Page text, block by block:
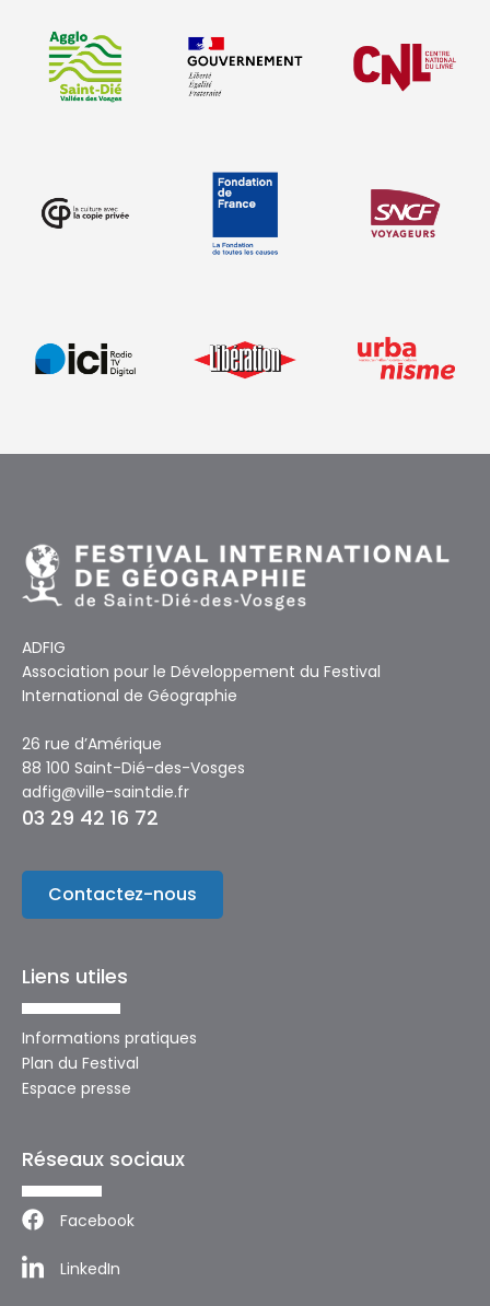
ADFIG
Association pour le Développement du Festival
International de Géographie
26 rue d’Amérique
88 100 Saint-Dié-des-Vosges
adfig@ville-saintdie.fr
03 29 42 16 72
Contactez-nous
Liens utiles
Informations pratiques
Plan du Festival
Espace presse
Réseaux sociaux
Facebook
LinkedIn